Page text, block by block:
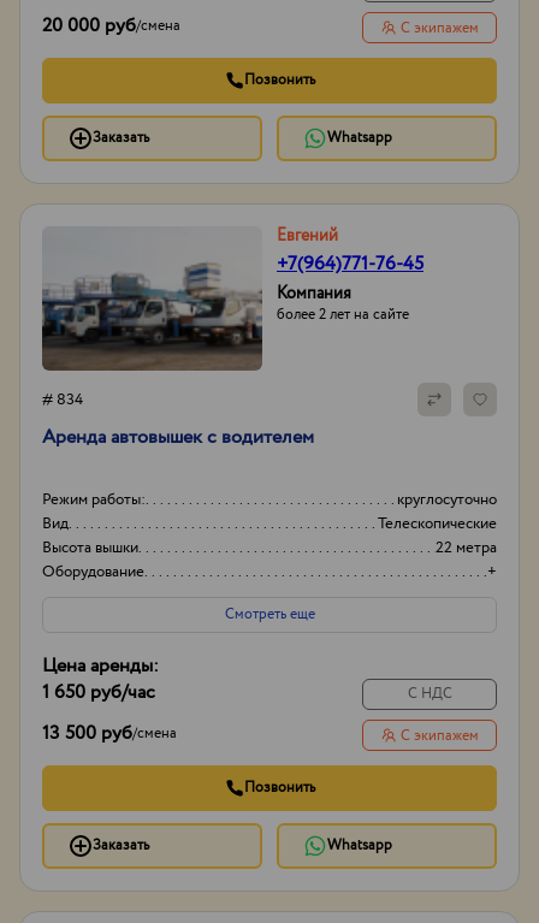
20 000 руб/смена С экипажем
Позвонить
Заказать Whatsapp
Евгений
+7(964)771-76-45
Компания
более 2 лет на сайте
# 834
Аренда автовышек с водителем
Режим работы:
круглосуточно
Вид
Телескопические
Высота вышки
22 метра
Оборудование
+
Смотреть еще
Цена аренды:
1 650 руб/час
13 500 руб/смена
С НДС
С экипажем
Позвонить
Заказать Whatsapp